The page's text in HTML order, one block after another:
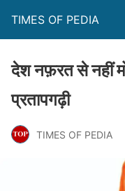
TIMES OF PEDIA
देश नफ़रत से नहीं
प्रतापगढ़ी
TIMES OF PEDIA